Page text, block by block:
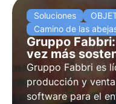
Soluciones
Camino de las
Gruppo
vez más
Gruppo Fabbri es
producción y
software para el